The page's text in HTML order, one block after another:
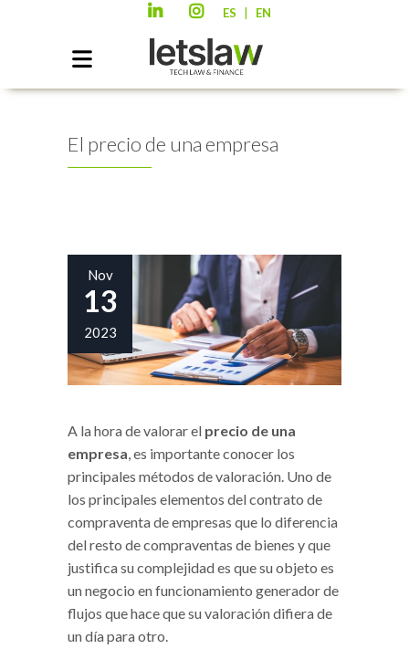
ES EN
El precio de una empresa
Nov
13
2023
A la hora de valorar el precio de una
empresa, es importante conocer los
principales métodos de valoración. Uno de
los principales elementos del contrato de
compraventa de empresas que lo diferencia
del resto de compraventas de bienes y que
justifica su complejidad es que su objeto es
un negocio en funcionamiento generador de
flujos que hace que su valoración difiera de
un día para otro.